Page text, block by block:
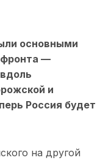
основными
фронта —
и
Россия будет
на другой